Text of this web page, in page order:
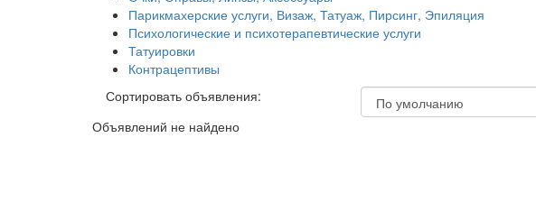
Парикмахерские услуги, Визаж, Татуаж, Пирсинг, Эпиляция
Психологические и психотерапевтические услуги
Татуировки
Контрацептивы
Сортировать объявления:
Объявлений не найдено